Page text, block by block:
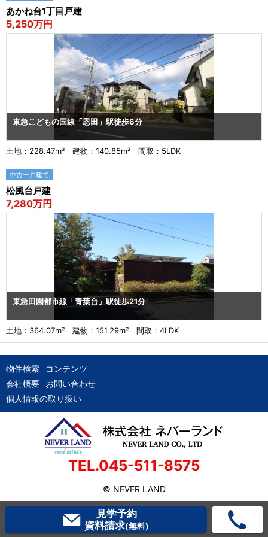
あかね台1丁目戸建
5,250万円
東急こどもの国線「恩田」駅徒歩6分
土地：228.47m² 建物：140.85m² 間取：5LDK
中古一戸建て
松風台戸建
7,280万円
東急田園都市線「青葉台」駅徒歩21分
土地：364.07m² 建物：151.29m² 間取：4LDK
物件検索
コンテンツ
会社概要
お問い合わせ
個人情報の取り扱い
TEL.045-511-8575
© NEVER LAND
見学予約
資料請求(無料)